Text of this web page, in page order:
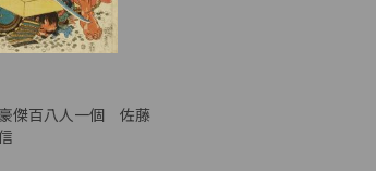
傑百八人一個 佐藤